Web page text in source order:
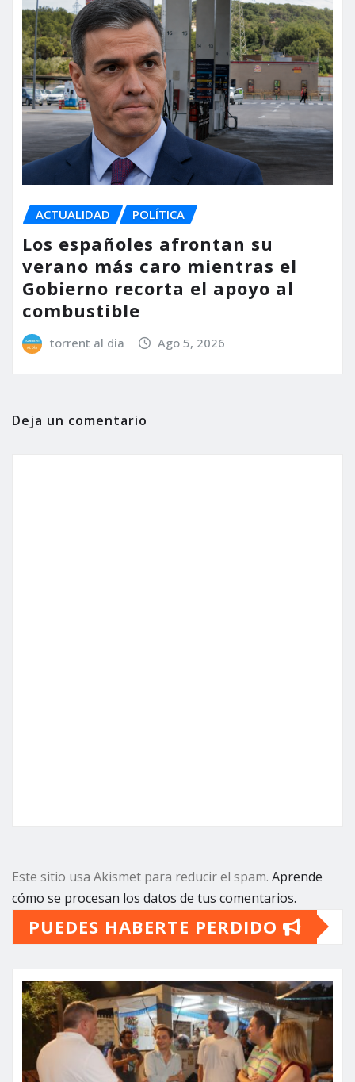
ACTUALIDAD POLÍTICA
Los españoles afrontan su
verano más caro mientras el
Gobierno recorta el apoyo al
combustible
torrent al dia Ago 5, 2026
Deja un comentario
Este sitio usa Akismet para reducir el spam. Aprende
cómo se procesan los datos de tus comentarios.
PUEDES HABERTE PERDIDO